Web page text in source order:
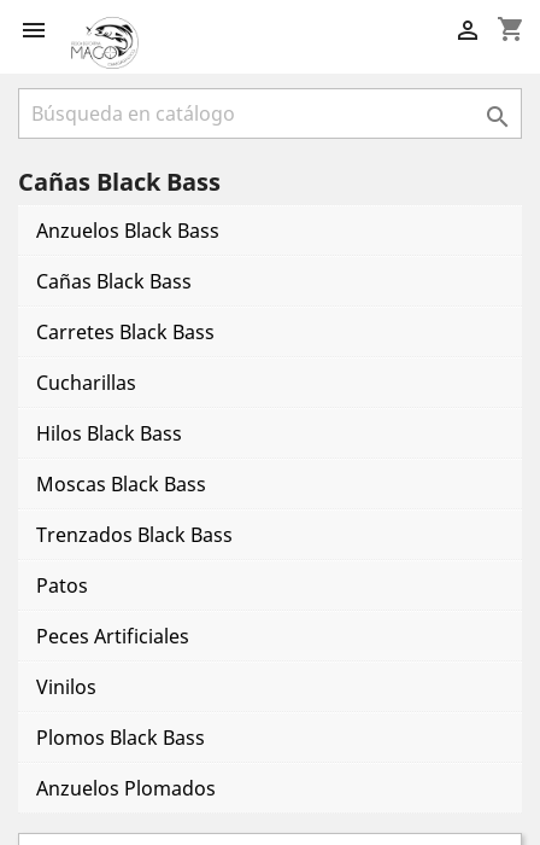
 shopping_cart


Cañas Black Bass
Anzuelos Black Bass
Cañas Black Bass
Carretes Black Bass
Cucharillas
Hilos Black Bass
Moscas Black Bass
Trenzados Black Bass
Patos
Peces Artificiales
Vinilos
Plomos Black Bass
Anzuelos Plomados